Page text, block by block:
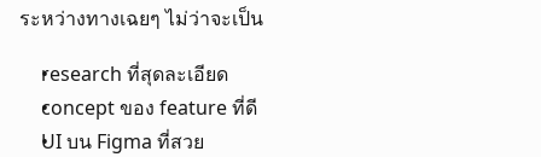
ระหว่างทางเฉยๆ ไม่ว่าจะเป็น
research ที่สุดละเอียด
concept ของ feature ที่ดี
UI บน Figma ที่สวย